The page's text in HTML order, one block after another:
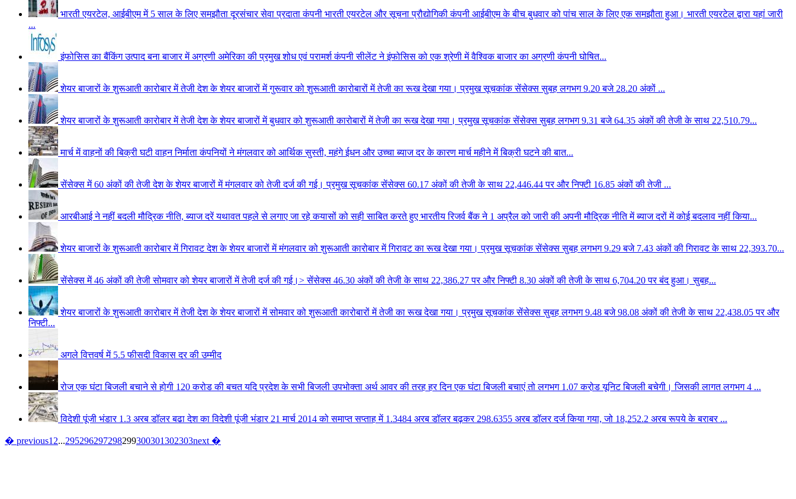
भारती एयरटेल, आईबीएम में 5 साल के लिए समझौता दूरसंचार सेवा प्रदाता कंपनी भारती एयरटेल और सूचना प्रौद्योगिकी कंपनी आईबीएम के बीच बुधवार को पांच साल के लिए एक समझौता हुआ। भारती एयरटेल द्वारा यहां जारी
...
इंफोसिस का बैंकिंग उत्पाद बना बाजार में अग्रणी अमेरिका की प्रमुख शोध एवं परामर्श कंपनी सीलेंट ने इंफोसिस को एक श्रेणी में वैश्विक बाजार का अग्रणी कंपनी घोषित...
शेयर बाजारों के शुरूआती कारोबार में तेजी देश के शेयर बाजारों में गुरूवार को शुरूआती कारोबारों में तेजी का रूख देखा गया। प्रमुख सूचकांक सेंसेक्स सुबह लगभग 9.20 बजे 28.20 अंकों ...
शेयर बाजारों के शुरूआती कारोबार में तेजी देश के शेयर बाजारों में बुधवार को शुरूआती कारोबारों में तेजी का रूख देखा गया। प्रमुख सूचकांक सेंसेक्स सुबह लगभग 9.31 बजे 64.35 अंकों की तेजी के साथ 22,510.79...
मार्च में वाहनों की बिक्री घटी वाहन निर्माता कंपनियों ने मंगलवार को आर्थिक सुस्ती, महंगे ईधन और उच्चा ब्याज दर के कारण मार्च महीने में बिक्री घटने की बात...
सेंसेक्स में 60 अंकों की तेजी देश के शेयर बाजारों में मंगलवार को तेजी दर्ज की गई। प्रमुख सूचकांक सेंसेक्स 60.17 अंकों की तेजी के साथ 22,446.44 पर और निफ्टी 16.85 अंकों की तेजी ...
आरबीआई ने नहीं बदली मौद्रिक नीति, ब्याज दरें यथावत पहले से लगाए जा रहे कयासों को सही साबित करते हुए भारतीय रिजर्व बैंक ने 1 अप्रैल को जारी की अपनी मौद्रिक नीति में ब्याज दरों में कोई बदलाव नहीं किया...
शेयर बाजारों के शुरूआती कारोबार में गिरावट देश के शेयर बाजारों में मंगलवार को शुरूआती कारोबार में गिरावट का रूख देखा गया। प्रमुख सूचकांक सेंसेक्स सुबह लगभग 9.29 बजे 7.43 अंकों की गिरावट के साथ 22,393.70...
सेंसेक्स में 46 अंकों की तेजीसोमवार को शेयर बाजारों में तेजी दर्ज की गई।> सेंसेक्स 46.30 अंकों की तेजी के साथ 22,386.27 पर और निफ्टी 8.30 अंकों की तेजी के साथ 6,704.20 पर बंद हुआ। सुबह...
शेयर बाजारों के शुरूआती कारोबार में तेजी देश के शेयर बाजारों में सोमवार को शुरूआती कारोबारों में तेजी का रूख देखा गया। प्रमुख सूचकांक सेंसेक्स सुबह लगभग 9.48 बजे 98.08 अंकों की तेजी के साथ 22,438.05 पर और
निफ्टी...
अगले वित्तवर्ष में 5.5 फीसदी विकास दर की उम्मीद
रोज एक घंटा बिजली बचाने से होगी 120 करोड की बचतयदि प्रदेश के सभी बिजली उपभोक्ता अर्थ आवर की तरह हर दिन एक घंटा बिजली बचाएं तो लगभग 1.07 करो़ड यूनिट बिजली बचेगी। जिसकी लागत लगभग 4 ...
विदेशी पूंजी भंडार 1.3 अरब डॉलर बढा देश का विदेशी पूंजी भंडार 21 मार्च 2014 को समाप्त सप्ताह में 1.3484 अरब डॉलर बढ़कर 298.6355 अरब डॉलर दर्ज किया गया, जो 18,252.2 अरब रूपये के बराबर ...
� previous1 2...295296297298299300301302303next �